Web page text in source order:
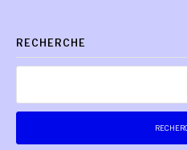
suite
RECHERCHE